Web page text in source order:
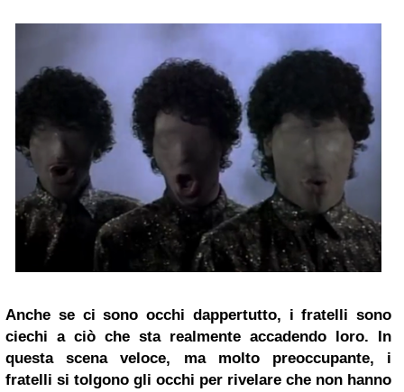
Anche se ci sono occhi dappertutto, i fratelli sono
ciechi a ciò che sta realmente accadendo loro. In
questa scena veloce, ma molto preoccupante, i
fratelli si tolgono gli occhi per rivelare che non hanno